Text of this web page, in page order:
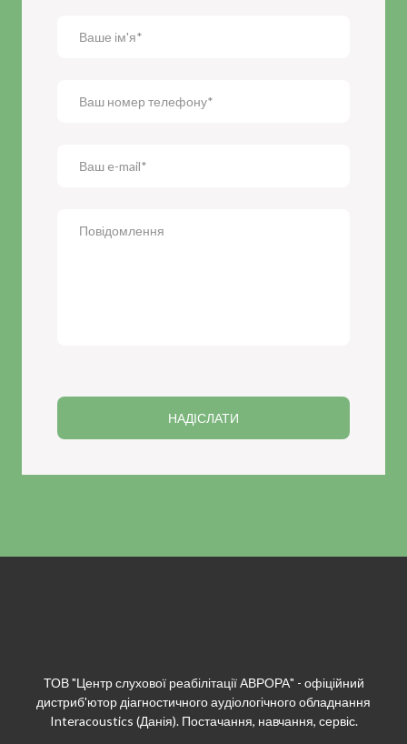
НАДІСЛАТИ
ТОВ "Центр слухової реабілітації АВРОРА" - офіційний
дистриб'ютор діагностичного аудіологічного обладнання
Interacoustics (Данія). Постачання, навчання, сервіс.